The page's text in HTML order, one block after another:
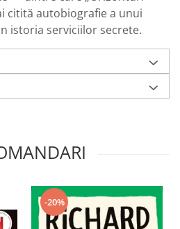
citită autobiografie a unui
istoria serviciilor secrete.
-20%